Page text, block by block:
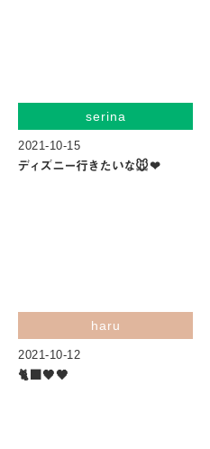
serina
2021-10-15
ディズニー行きたいな🐭❤︎
haru
2021-10-12
🐈‍⬛🖤🖤